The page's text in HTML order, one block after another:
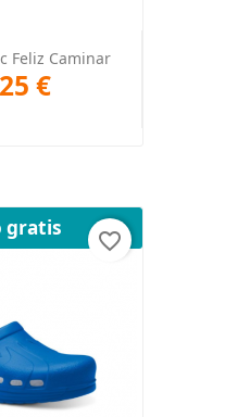
Feliz Caminar
€
gratis
favorite_border